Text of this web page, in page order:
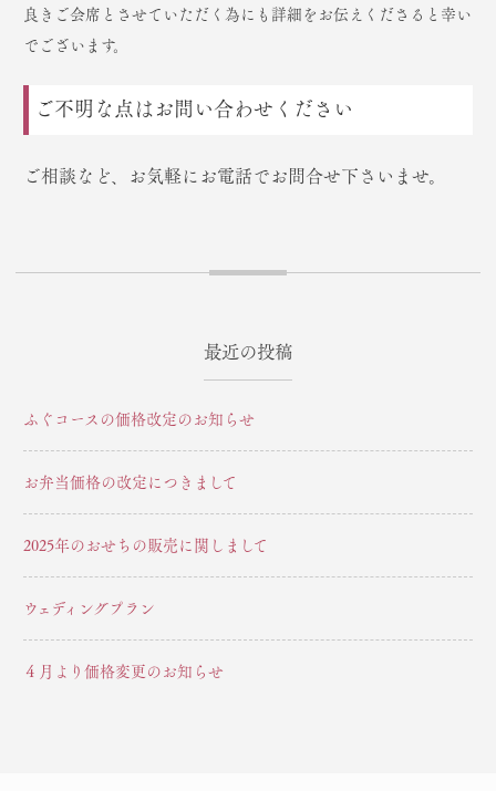
良きご会席とさせていただく為にも詳細をお伝えくださると幸い
でございます。
ご不明な点はお問い合わせください
ご相談など、お気軽にお電話でお問合せ下さいませ。
最近の投稿
ふぐコースの価格改定のお知らせ
お弁当価格の改定につきまして
2025年のおせちの販売に関しまして
ウェディングプラン
４月より価格変更のお知らせ